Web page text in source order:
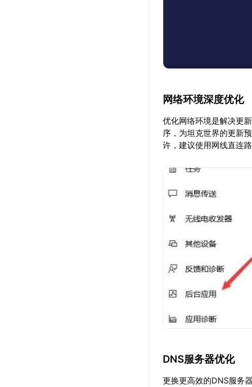
网络环境深度优化
优化网络环境是解决更
序，为坦克世界的更新
许，建议使用网线直连
DNS服务器优化
更换更高效的DNS服务